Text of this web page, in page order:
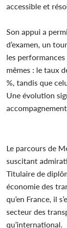
accessible et
Son appui a
d’examen, un
les performances
mêmes : le taux
%, tandis que
Une évolution
Le parcours de
suscitant
Titulaire de
économie des
qu’en France, il
secteur des
qu’international.